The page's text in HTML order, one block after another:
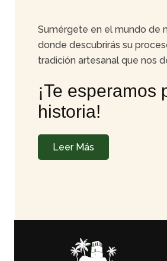
Sumérgete en el mundo de
donde descubrirás su
tradición artesanal que nos
¡Te
historia!
Leer Más